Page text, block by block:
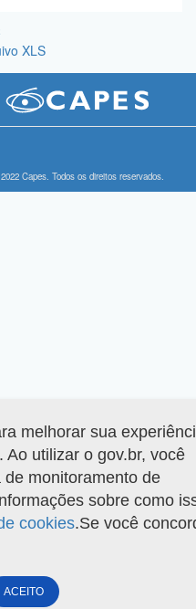
XLS
Capes. Todos os direitos reservados.
melhorar sua
utilizar o gov.br, você
monitoramento de
sobre como
cookies.Se você
ACEITO